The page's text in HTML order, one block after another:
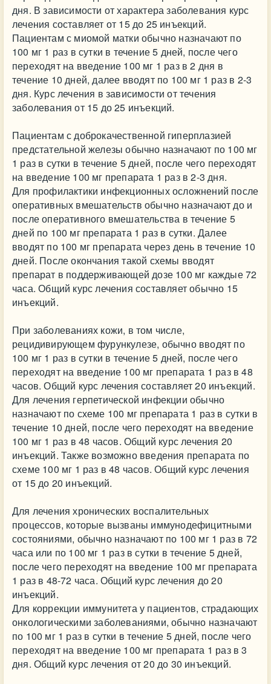
дня. В зависимости от характера заболевания курс
лечения составляет от 15 до 25 инъекций.
Пациентам с миомой матки обычно назначают по
100 мг 1 раз в сутки в течение 5 дней, после чего
переходят на введение 100 мг 1 раз в 2 дня в
течение 10 дней, далее вводят по 100 мг 1 раз в 2-3
дня. Курс лечения в зависимости от течения
заболевания от 15 до 25 инъекций.
Пациентам с доброкачественной гиперплазией
предстательной железы обычно назначают по 100 мг
1 раз в сутки в течение 5 дней, после чего переходят
на введение 100 мг препарата 1 раз в 2-3 дня.
Для профилактики инфекционных осложнений после
оперативных вмешательств обычно назначают до и
после оперативного вмешательства в течение 5
дней по 100 мг препарата 1 раз в сутки. Далее
вводят по 100 мг препарата через день в течение 10
дней. После окончания такой схемы вводят
препарат в поддерживающей дозе 100 мг каждые 72
часа. Общий курс лечения составляет обычно 15
инъекций.
При заболеваниях кожи, в том числе,
рецидивирующем фурункулезе, обычно вводят по
100 мг 1 раз в сутки в течение 5 дней, после чего
переходят на введение 100 мг препарата 1 раз в 48
часов. Общий курс лечения составляет 20 инъекций.
Для лечения герпетической инфекции обычно
назначают по схеме 100 мг препарата 1 раз в сутки в
течение 10 дней, после чего переходят на введение
100 мг 1 раз в 48 часов. Общий курс лечения 20
инъекций. Также возможно введения препарата по
схеме 100 мг 1 раз в 48 часов. Общий курс лечения
от 15 до 20 инъекций.
Для лечения хронических воспалительных
процессов, которые вызваны иммунодефицитными
состояниями, обычно назначают по 100 мг 1 раз в 72
часа или по 100 мг 1 раз в сутки в течение 5 дней,
после чего переходят на введение 100 мг препарата
1 раз в 48-72 часа. Общий курс лечения до 20
инъекций.
Для коррекции иммунитета у пациентов, страдающих
онкологическими заболеваниями, обычно назначают
по 100 мг 1 раз в сутки в течение 5 дней, после чего
переходят на введение 100 мг препарата 1 раз в 3
дня. Общий курс лечения от 20 до 30 инъекций.